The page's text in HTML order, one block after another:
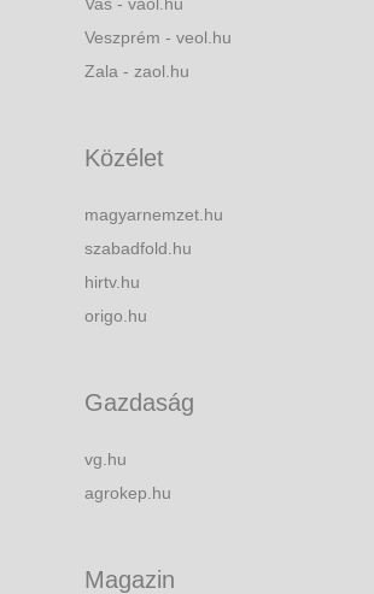
Veszprém - veol.hu
Zala - zaol.hu
Közélet
magyarnemzet.hu
szabadfold.hu
hirtv.hu
origo.hu
Gazdaság
vg.hu
agrokep.hu
Magazin